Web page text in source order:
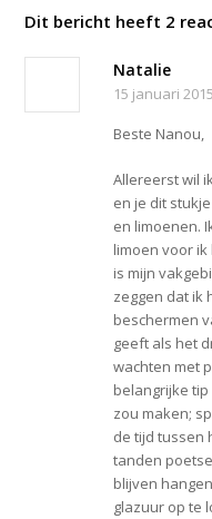
Dit bericht heeft 2
Natalie
15 januari
Beste Nanou,
Allereerst wil
en je dit
en limoenen.
limoen voor ik
is mijn
zeggen dat ik
beschermen
geeft als het
wachten met
belangrijke
zou maken;
de tijd tussen
tanden
blijven
glazuur op te